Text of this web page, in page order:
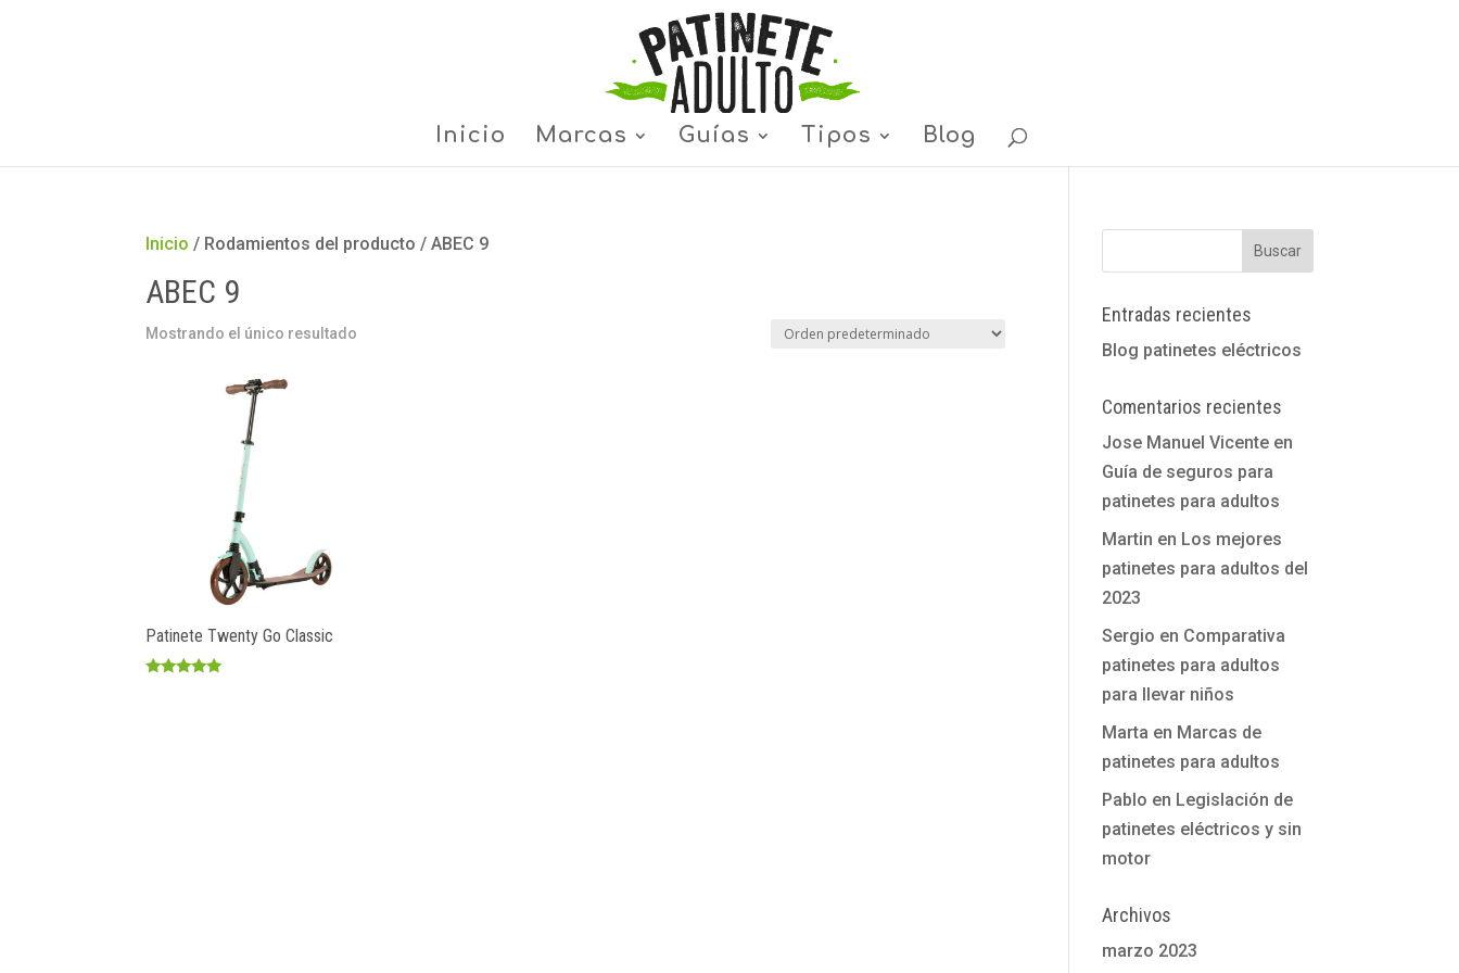
Inicio Marcas Guías Tipos Blog
Inicio / Rodamientos del producto / ABEC 9
ABEC 9
Mostrando el único resultado
Patinete Twenty Go Classic
Entradas recientes
Blog patinetes eléctricos
Comentarios recientes
Jose Manuel Vicente en
Guía de seguros para
patinetes para adultos
Martin en Los mejores
patinetes para adultos del
2023
Sergio en Comparativa
patinetes para adultos
para llevar niños
Marta en Marcas de
patinetes para adultos
Pablo en Legislación de
patinetes eléctricos y sin
motor
Archivos
marzo 2023